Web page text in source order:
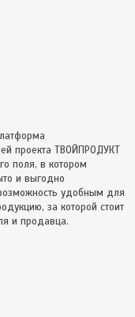
проекта ТВОЙПРОДУКТ
поля, в котором
и выгодно
удобным для
за которой стоит
и продавца.